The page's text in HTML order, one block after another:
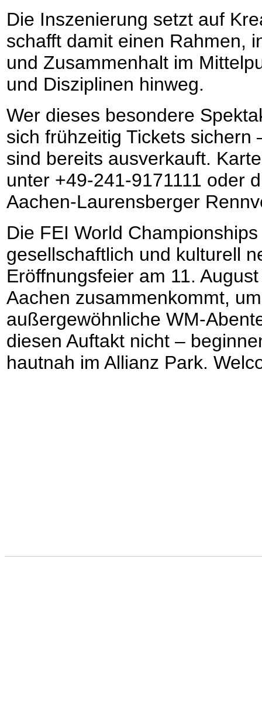
Die Inszenierung setzt auf
schafft damit einen Rahmen,
und Zusammenhalt im
und Disziplinen hinweg.
Wer dieses besondere
sich frühzeitig Tickets sichern
sind bereits ausverkauft.
unter +49-241-9171111 oder
Aachen-Laurensberger
Die FEI World
gesellschaftlich und kulturell
Eröffnungsfeier am 11.
Aachen zusammenkommt,
außergewöhnliche WM-
diesen Auftakt nicht –
hautnah im Allianz Park.